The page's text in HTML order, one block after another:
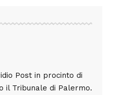
Post in procinto di
il Tribunale di Palermo.